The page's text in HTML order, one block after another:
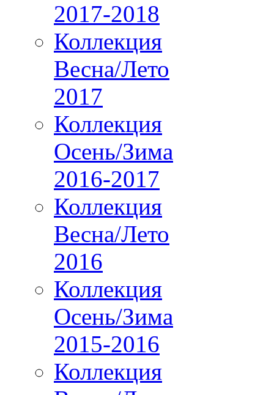
2017-2018
Коллекция
Весна/Лето
2017
Коллекция
Осень/Зима
2016-2017
Коллекция
Весна/Лето
2016
Коллекция
Осень/Зима
2015-2016
Коллекция